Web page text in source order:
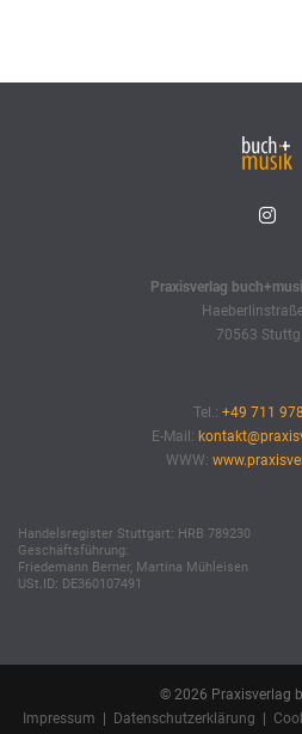
Praxisverlag
70563
Tel.: +49 711
E-Mail:
WWW:
Handelsregister Stuttgart: HRB 789230
Geschäftsführung:
Friedemann Berner, Martina Mühleisen
USt.ID: DE360107491
© 2026 Praxisverlag
Impressum | Datenschutzerklärung |